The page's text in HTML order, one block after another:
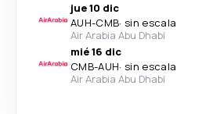
jue 10 dic
AUH-CMB· sin escala
Air Arabia Abu Dhabi
mié 16 dic
CMB-AUH· sin escala
Air Arabia Abu Dhabi